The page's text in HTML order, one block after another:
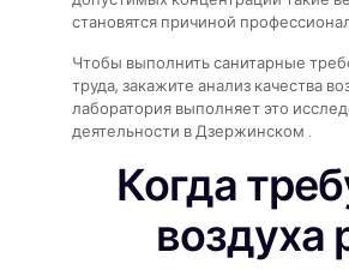
становятся причиной
Чтобы выполнить санитарные
труда, закажите анализ качества
лаборатория выполняет это
деятельности в Дзержинском .
Когда
воздуха